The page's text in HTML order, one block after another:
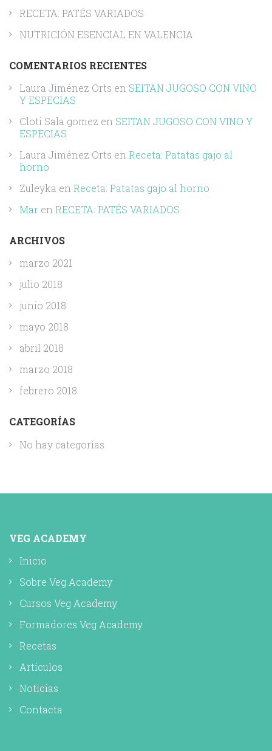
RECETA: PATÉS VARIADOS
NUTRICIÓN ESENCIAL EN VALENCIA
COMENTARIOS RECIENTES
Laura Jiménez Orts en SEITAN JUGOSO CON VINO
Y ESPECIAS
Cloti Sala gomez en SEITAN JUGOSO CON VINO Y
ESPECIAS
Laura Jiménez Orts en Receta: Patatas gajo al
horno
Zuleyka en Receta: Patatas gajo al horno
Mar en RECETA: PATÉS VARIADOS
ARCHIVOS
marzo 2021
julio 2018
junio 2018
mayo 2018
abril 2018
marzo 2018
febrero 2018
CATEGORÍAS
No hay categorías
VEG ACADEMY
Inicio
Sobre Veg Academy
Cursos Veg Academy
Formadores Veg Academy
Recetas
Artículos
Noticias
Contacta